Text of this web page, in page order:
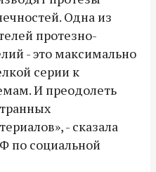
Одна из
протезно-
- это максимально
серии к
И преодолеть
- сказала
по социальной